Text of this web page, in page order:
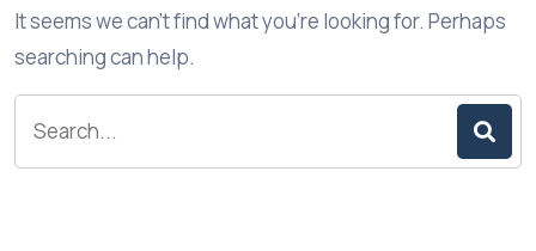
It seems we can’t find what you’re looking for. Perhaps
searching can help.